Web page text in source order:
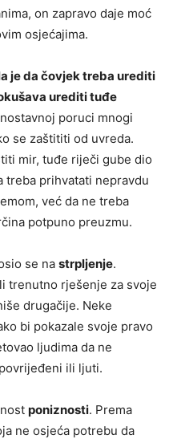
on zapravo daje moć
osjećajima.
je da čovjek treba urediti
urediti tuđe
poruci mnogi
se zaštititi od uvreda.
mir, tuđe riječi gube dio
treba prihvatati nepravdu
već da ne treba
potpuno preuzmu.
se na strpljenje.
trenutno rješenje za svoje
drugačije. Neke
bi pokazale svoje pravo
ljudima da ne
ili ljuti.
poniznosti. Prema
ne osjeća potrebu da